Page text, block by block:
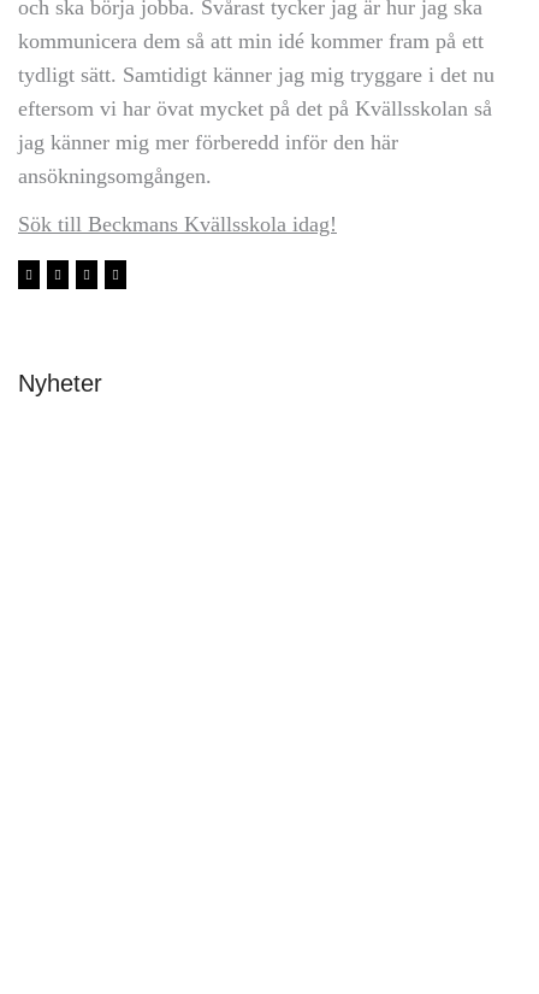
och ska börja jobba. Svårast tycker jag är hur jag ska
kommunicera dem så att min idé kommer fram på ett
tydligt sätt. Samtidigt känner jag mig tryggare i det nu
eftersom vi har övat mycket på det på Kvällsskolan så
jag känner mig mer förberedd inför den här
ansökningsomgången.
Sök till Beckmans Kvällsskola idag!
Nyheter